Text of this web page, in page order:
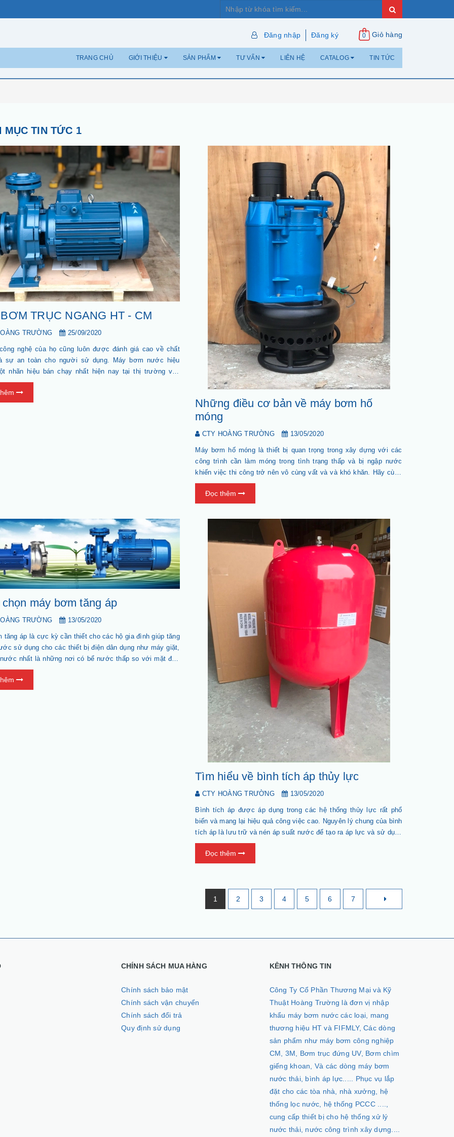
Đăng nhập Đăng ký 0 Giỏ hàng
TRANG CHỦ GIỚI THIỆU SẢN PHẨM TƯ VẤN LIÊN HỆ CATALOG TIN TỨC
MỤC TIN TỨC 1
TRỤC NGANG HT - CM
TRƯỜNG 25/09/2020
nghệ của họ cũng luôn được đánh giá cao về chất
sự an toàn cho người sử dụng. Máy bơm nước hiệu
nhãn hiệu bán chạy nhất hiện nay tại thị trường việt
Những điều cơ bản về máy bơm hố
móng
CTY HOÀNG TRƯỜNG 13/05/2020
Máy bơm hố móng là thiết bị quan trọng trong xây dựng với các
công trình cần làm móng trong tình trạng thấp và bị ngập nước
khiến việc thi công trở nên vô cùng vất và và khó khăn. Hãy cùng
maybomcongnghiep.org.vn tìm hiểu các vấn đề liên quan về máy
bơm hố móng để có thể lựa chọn được loại máy bơm phù hợp với
nhu cầu hiện tại của bạn.
Đọc thêm
chọn máy bơm tăng áp
TRƯỜNG 13/05/2020
tăng áp là cực kỳ cần thiết cho các hộ gia đình giúp tăng
sử dụng cho các thiết bị điện dân dụng như máy giặt,
nhất là những nơi có bể nước thấp so với mặt đất.
khổ bài viết sẽ trình bày về những lưu ý khi chọn máy
áp phù hợp với nhu cầu sử dụng của bạn.
Tìm hiểu về bình tích áp thủy lực
CTY HOÀNG TRƯỜNG 13/05/2020
Bình tích áp được áp dụng trong các hệ thống thủy lực rất phổ
biến và mang lại hiệu quả công việc cao. Nguyên lý chung của bình
tích áp là lưu trữ và nén áp suất nước để tạo ra áp lực và sử dụng
khi cần thiết. Bình tích áp có thể được sử dụng vào nhiều mục
đích khác nhau.
Đọc thêm
1 2 3 4 5 6 7
mặt đất. Trong khuôn khổ
bày về những lưu ý
bơm tăng áp phù hợp
sử dụ...
CHÍNH SÁCH MUA HÀNG
Chính sách bảo mật
Chính sách vận chuyển
Chính sách đổi trả
Quy định sử dụng
KÊNH THÔNG TIN
Công Ty Cổ Phần Thương Mại và Kỹ
Thuật Hoàng Trường là đơn vị nhập
khẩu máy bơm nước các loại, mang
thương hiệu HT và FIFMLY, Các dòng
sản phẩm như máy bơm công nghiệp
CM, 3M, Bơm trục đứng UV, Bơm chìm
giếng khoan, Và các dòng máy bơm
nước thải, bình áp lực..... Phục vụ lắp
đặt cho các tòa nhà, nhà xưởng, hệ
thống lọc nước, hệ thống PCCC ....,
cung cấp thiết bị cho hệ thống xử lý
nước thải, nước công trình xây dựng....